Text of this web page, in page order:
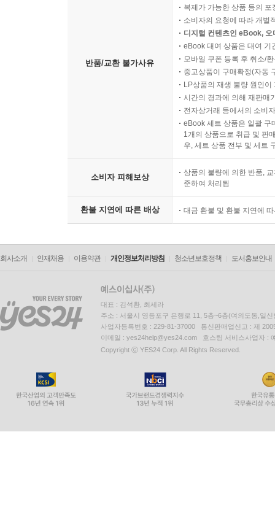
반품/교환 불가사유
복제가 가능한 상품 등의
소비자의 요청에 따라 개별
디지털 컨텐츠인 eBook,
eBook 대여 상품은 대여 기
모바일 쿠폰 등록 후 취소/
중고상품이 구매확정(자동
LP상품의 재생 불량 원인
시간의 경과에 의해 재판매
전자상거래 등에서의 소비
eBook 세트 상품은 일괄 구
1개의 상품으로 취급 및 판
우, 세트 상품 전부 및 세트
소비자 피해보상
상품의 불량에 의한 반품,
준하여 처리됨
환불 지연에 따른 배상 대금 환불 및 환불 지연에
회사소개 인재채용 이용약관 개인정보처리방침 청소년보호정책 도서홍보안내
대표 : 김석환, 최세라
주소 : 서울시 영등포구 은행로 11, 5층~6층(여의도동,일신
사업자등록번호 : 229-81-37000 통신판매업신고 : 제
이메일 : yes24help@yes24.com 호스팅 서비스사업자 :
Copyright ⓒ YES24 Corp. All Rights Reserved.